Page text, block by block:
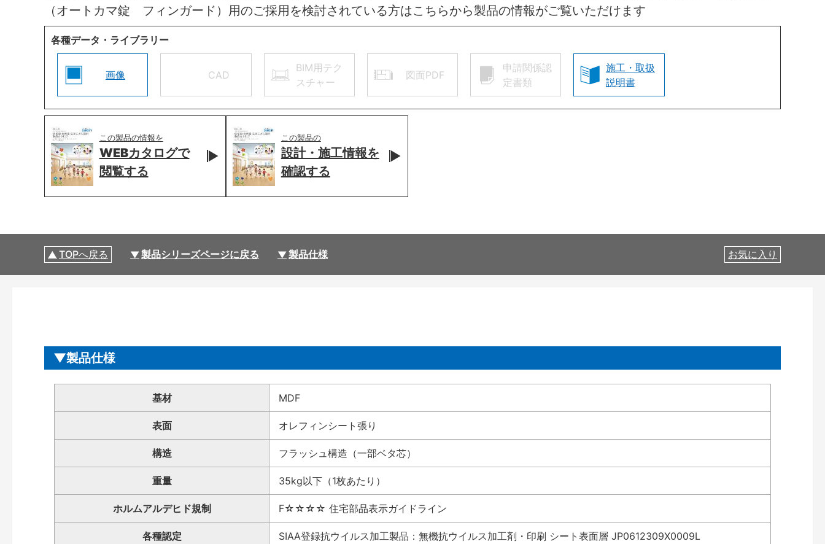
（オートカマ錠 フィンガード）用のご採用を検討されている方はこちらから製品の情報がご覧いただけます
各種データ・ライブラリー
画像 CAD
BIM用テク
スチャー
図面PDF
申請関係認
定書類
施工・取扱
説明書
この製品の情報を
WEBカタログで
閲覧する
この製品の
設計・施工情報を
確認する
TOPへ戻る 製品シリーズページに戻る 製品仕様 お気に入り
製品仕様
基材 MDF
表面 オレフィンシート張り
構造 フラッシュ構造（一部ベタ芯）
重量 35kg以下（1枚あたり）
ホルムアルデヒド規制 F☆☆☆☆ 住宅部品表示ガイドライン
各種認定
SIAA登録抗ウイルス加工製品：無機抗ウイルス加工剤・印刷 シート表面層 JP0612309X0009L